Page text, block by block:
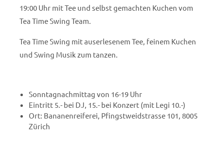
19:00 Uhr mit Tee und selbst gemachten Kuchen vom
Tea Time Swing Team.
Tea Time Swing mit auserlesenem Tee, feinem Kuchen
und Swing Musik zum tanzen.
Sonntagnachmittag von 16-19 Uhr
Eintritt 5.- bei DJ, 15.- bei Konzert (mit Legi 10.-)
Ort: Bananenreiferei, Pfingstweidstrasse 101, 8005
Zürich